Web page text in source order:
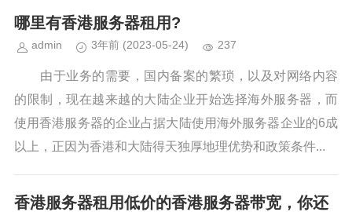
哪里有香港服务器租用?
admin 3年前 (2023-05-24) 237
由于业务的需要，国内备案的繁琐，以及对网络内容
的限制，现在越来越的大陆企业开始选择海外服务器，而
使用香港服务器的企业占据大陆使用海外服务器企业的6成
以上，正因为香港和大陆得天独厚地理优势和政策条件...
香港服务器租用低价的香港服务器带宽，你还